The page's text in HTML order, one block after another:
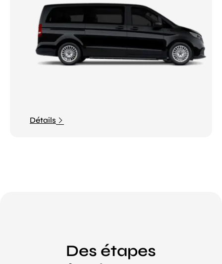
Détails
Des étapes